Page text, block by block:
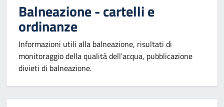
Balneazione - cartelli e
ordinanze
Informazioni utili alla balneazione, risultati di
monitoraggio della qualità dell'acqua, pubblicazione
divieti di balneazione.